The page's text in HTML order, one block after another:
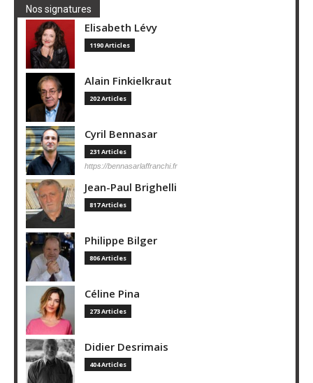
Nos signatures
Elisabeth Lévy
1190 Articles
Alain Finkielkraut
202 Articles
Cyril Bennasar
231 Articles
https://bennasarlaffranchi.fr
Jean-Paul Brighelli
817 Articles
Philippe Bilger
806 Articles
Céline Pina
273 Articles
Didier Desrimais
404 Articles